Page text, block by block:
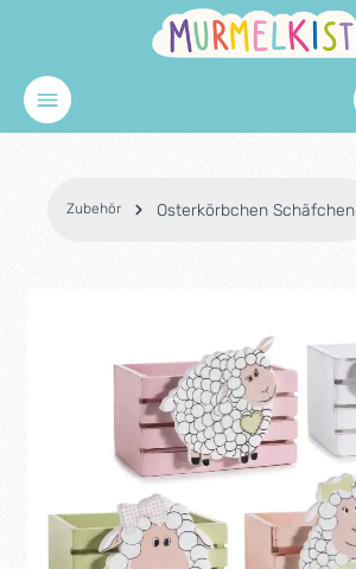
Zum Hauptinhalt springen
Zubehör Osterkörbchen Schäfchen